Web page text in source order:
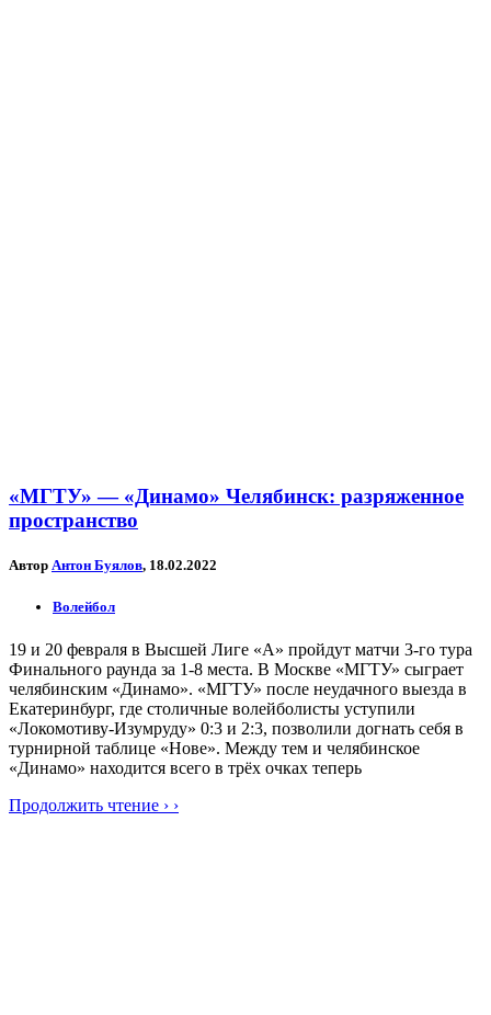
«МГТУ» — «Динамо» Челябинск: разряженное
пространство
Автор Антон Буялов, 18.02.2022
Волейбол
19 и 20 февраля в Высшей Лиге «А» пройдут матчи 3-го тура
Финального раунда за 1-8 места. В Москве «МГТУ» сыграет
челябинским «Динамо». «МГТУ» после неудачного выезда в
Екатеринбург, где столичные волейболисты уступили
«Локомотиву-Изумруду» 0:3 и 2:3, позволили догнать себя в
турнирной таблице «Нове». Между тем и челябинское
«Динамо» находится всего в трёх очках теперь
Продолжить чтение › ›